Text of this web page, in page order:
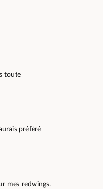
toute
préféré
mes redwings.